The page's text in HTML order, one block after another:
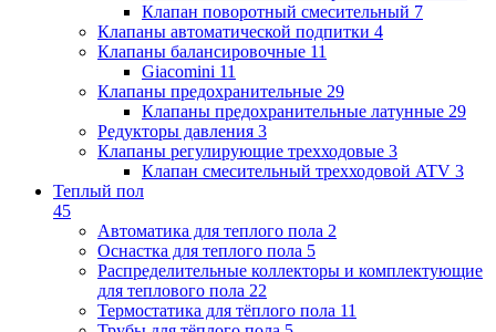
Клапан поворотный cмесительный 7
Клапаны автоматической подпитки 4
Клапаны балансировочные 11
Giacomini 11
Клапаны предохранительные 29
Клапаны предохранительные латунные 29
Редукторы давления 3
Клапаны регулирующие трехходовые 3
Клапан смесительный трехходовой ATV 3
Теплый пол
45
Автоматика для теплого пола 2
Оснастка для теплого пола 5
Распределительные коллекторы и комплектующие
для теплового пола 22
Термостатика для тёплого пола 11